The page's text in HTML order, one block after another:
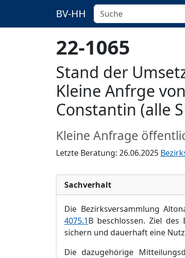
BV-HH
22-1065
Stand der
Kleine Anfrge
Constantin (alle
Kleine Anfrage
Letzte Beratung: 26.06.2025
Sachverhalt
Die Bezirksversammlung
4075.1B beschlossen. Ziel
sichern und dauerhaft eine
Die dazugehörige